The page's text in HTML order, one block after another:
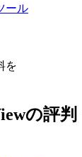
ール
を
の評